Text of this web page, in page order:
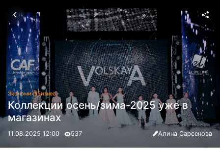
ЭкономикаБизнес
Коллекции осень/зима-2025 уже в
магазинах
11.08.2025 12:00 537 Алина Сарсенова